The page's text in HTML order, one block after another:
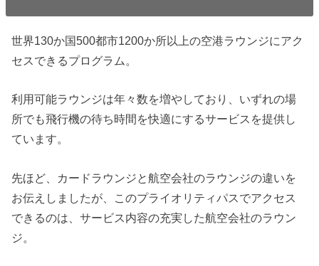
世界130か国500都市1200か所以上の空港ラウンジにアク
セスできるプログラム。
利用可能ラウンジは年々数を増やしており、いずれの場
所でも飛行機の待ち時間を快適にするサービスを提供し
ています。
先ほど、カードラウンジと航空会社のラウンジの違いを
お伝えしましたが、このプライオリティパスでアクセス
できるのは、サービス内容の充実した航空会社のラウン
ジ。